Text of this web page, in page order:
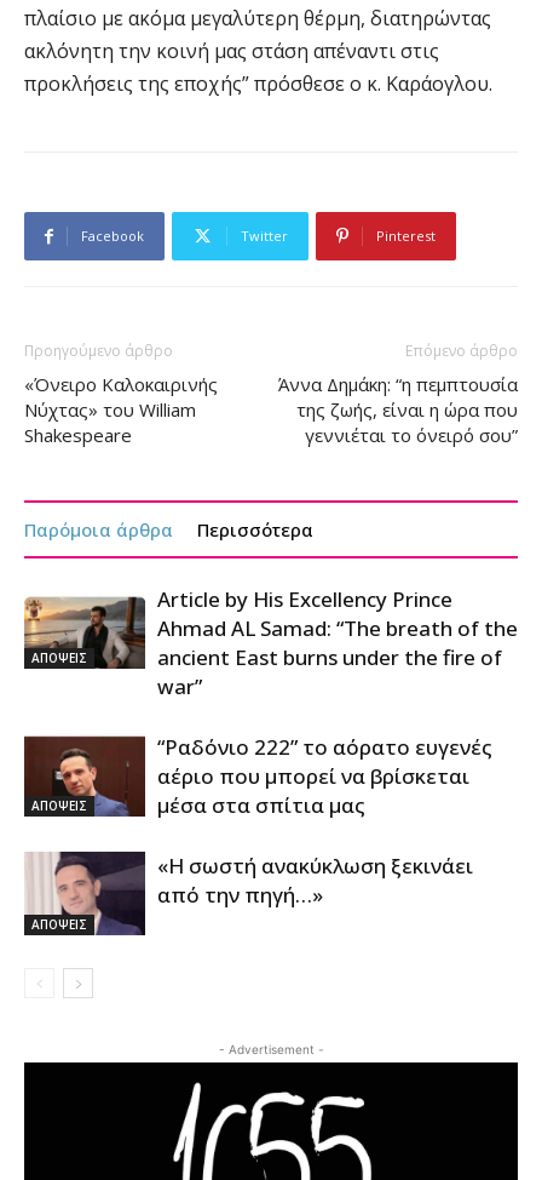
πλαίσιο με ακόμα μεγαλύτερη θέρμη, διατηρώντας
ακλόνητη την κοινή μας στάση απέναντι στις
προκλήσεις της εποχής” πρόσθεσε ο κ. Καράογλου.
Facebook Twitter Pinterest
Προηγούμενο άρθρο
«Όνειρο Καλοκαιρινής
Νύχτας» του William
Shakespeare
Επόμενο άρθρο
Άννα Δημάκη: “η πεμπτουσία
της ζωής, είναι η ώρα που
γεννιέται το όνειρό σου”
Παρόμοια άρθρα Περισσότερα
ΑΠΟΨΕΙΣ
Article by His Excellency Prince
Ahmad AL Samad: “The breath of the
ancient East burns under the fire of
war”
ΑΠΟΨΕΙΣ
“Ραδόνιο 222” το αόρατο ευγενές
αέριο που μπορεί να βρίσκεται
μέσα στα σπίτια μας
ΑΠΟΨΕΙΣ
«Η σωστή ανακύκλωση ξεκινάει
από την πηγή…»
- Advertisement -